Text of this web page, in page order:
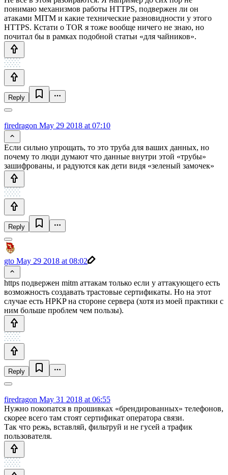
понимаю механизмов работы HTTPS, подвержен ли он
атаками MITM и какие технические разновидности у этого
HTTPS. Кстати о TOR я тоже вообще ничего не знаю, но
почитал бы в рамках подобной статьи «для чайников».
Reply
firedragon May 29 2018 at 07:10
Если сильно упрощать, то это труба для ваших данных, но
почему то люди думают что данные внутри этой «трубы»
зашифрованы, и радуются как дети видя «зеленый замочек»
Reply
gto May 29 2018 at 08:02
https подвержен mitm аттакам только если у аттакующего есть
возможность создавать трастовые сертификаты. Но на этот
случае есть HPKP на стороне сервера (хотя из моей практики с
ним больше проблем чем пользы).
Reply
firedragon May 31 2018 at 06:55
Нужно покопатся в прошивках «брендированных» телефонов,
скорее всего там стоят сертификат оператора связи.
Так что режь, вставляй, фильтруй и не гусей а трафик
пользователя.